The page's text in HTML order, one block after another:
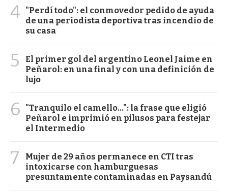
4 "Perdí todo": el conmovedor pedido de ayuda
de una periodista deportiva tras incendio de
su casa
5
El primer gol del argentino Leonel Jaime en
Peñarol: en una final y con una definición de
lujo
6
"Tranquilo el camello...": la frase que eligió
Peñarol e imprimió en pilusos para festejar
el Intermedio
7
Mujer de 29 años permanece en CTI tras
intoxicarse con hamburguesas
presuntamente contaminadas en Paysandú